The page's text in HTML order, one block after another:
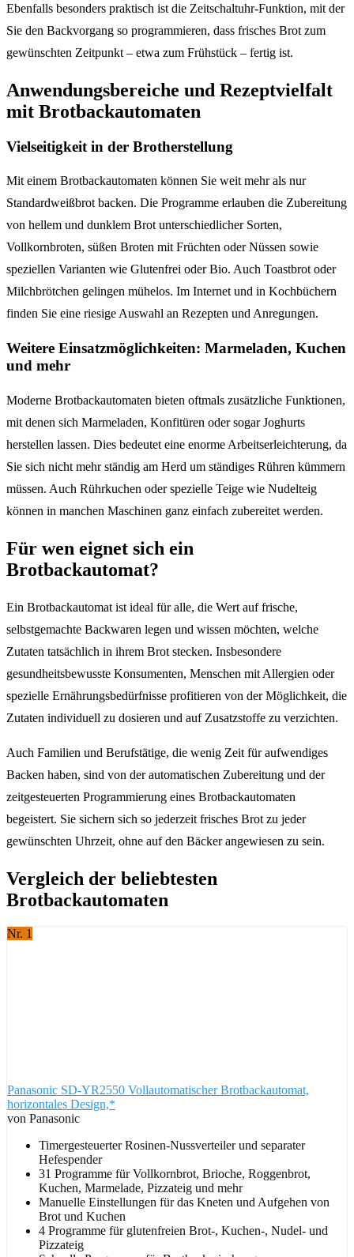
Ebenfalls besonders praktisch ist die Zeitschaltuhr-Funktion, mit der
Sie den Backvorgang so programmieren, dass frisches Brot zum
gewünschten Zeitpunkt – etwa zum Frühstück – fertig ist.
Anwendungsbereiche und Rezeptvielfalt
mit Brotbackautomaten
Vielseitigkeit in der Brotherstellung
Mit einem Brotbackautomaten können Sie weit mehr als nur
Standardweißbrot backen. Die Programme erlauben die Zubereitung
von hellem und dunklem Brot unterschiedlicher Sorten,
Vollkornbroten, süßen Broten mit Früchten oder Nüssen sowie
speziellen Varianten wie Glutenfrei oder Bio. Auch Toastbrot oder
Milchbrötchen gelingen mühelos. Im Internet und in Kochbüchern
finden Sie eine riesige Auswahl an Rezepten und Anregungen.
Weitere Einsatzmöglichkeiten: Marmeladen, Kuchen
und mehr
Moderne Brotbackautomaten bieten oftmals zusätzliche Funktionen,
mit denen sich Marmeladen, Konfitüren oder sogar Joghurts
herstellen lassen. Dies bedeutet eine enorme Arbeitserleichterung, da
Sie sich nicht mehr ständig am Herd um ständiges Rühren kümmern
müssen. Auch Rührkuchen oder spezielle Teige wie Nudelteig
können in manchen Maschinen ganz einfach zubereitet werden.
Für wen eignet sich ein
Brotbackautomat?
Ein Brotbackautomat ist ideal für alle, die Wert auf frische,
selbstgemachte Backwaren legen und wissen möchten, welche
Zutaten tatsächlich in ihrem Brot stecken. Insbesondere
gesundheitsbewusste Konsumenten, Menschen mit Allergien oder
spezielle Ernährungsbedürfnisse profitieren von der Möglichkeit, die
Zutaten individuell zu dosieren und auf Zusatzstoffe zu verzichten.
Auch Familien und Berufstätige, die wenig Zeit für aufwendiges
Backen haben, sind von der automatischen Zubereitung und der
zeitgesteuerten Programmierung eines Brotbackautomaten
begeistert. Sie sichern sich so jederzeit frisches Brot zu jeder
gewünschten Uhrzeit, ohne auf den Bäcker angewiesen zu sein.
Vergleich der beliebtesten
Brotbackautomaten
Nr. 1
Panasonic SD-YR2550 Vollautomatischer Brotbackautomat,
horizontales Design,*
von Panasonic
Timergesteuerter Rosinen-Nussverteiler und separater
Hefespender
31 Programme für Vollkornbrot, Brioche, Roggenbrot,
Kuchen, Marmelade, Pizzateig und mehr
Manuelle Einstellungen für das Kneten und Aufgehen von
Brot und Kuchen
4 Programme für glutenfreien Brot-, Kuchen-, Nudel- und
Pizzateig